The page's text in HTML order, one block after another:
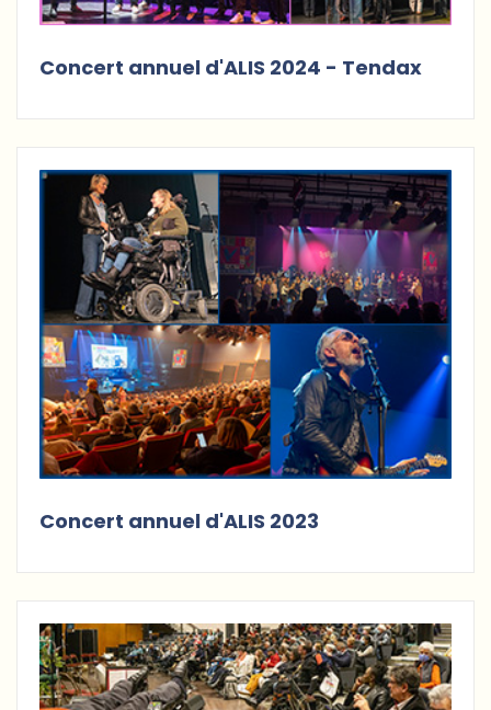
Concert annuel d'ALIS 2024 - Tendax
Concert annuel d'ALIS 2023